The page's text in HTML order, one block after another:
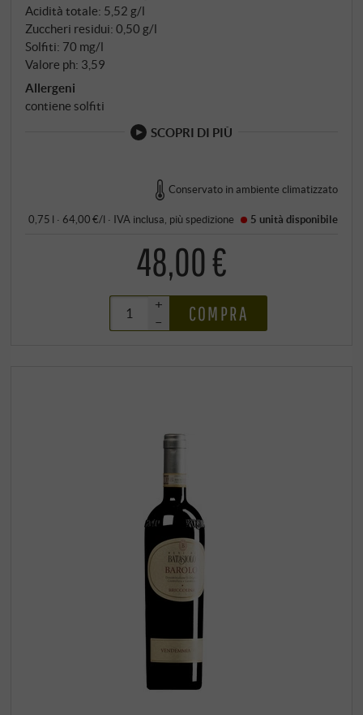
Acidità totale: 5,52 g/l
Zuccheri residui: 0,50 g/l
Solfiti: 70 mg/l
Valore ph: 3,59
Allergeni
contiene solfiti
SCOPRI DI PIÙ
Conservato in ambiente climatizzato
0,75 l · 64,00 €/l · IVA inclusa , piùspedizione 5 unità disponibile
48,00 €
+
–
COMPRA